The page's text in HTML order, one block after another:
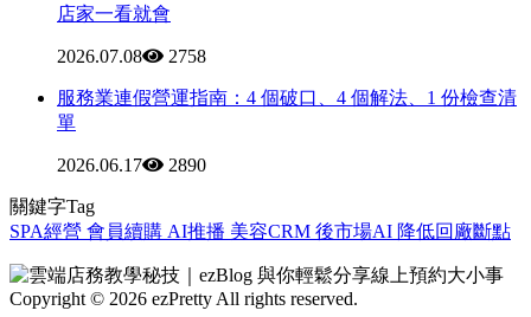
店家一看就會
2026.07.08 2758
服務業連假營運指南：4 個破口、4 個解法、1 份檢查清
單
2026.06.17 2890
關鍵字Tag
SPA經營 會員續購 AI推播 美容CRM 後市場AI 降低回廠斷點
Copyright © 2026 ezPretty All rights reserved.